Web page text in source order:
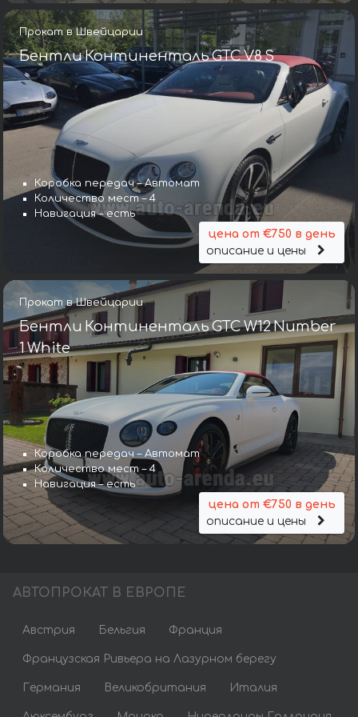
Прокат в Швейцарии
Бентли Континенталь GTC V8 S
Коробка передач – Автомат
Количество мест – 4
Навигация – есть
цена от €750 в день
описание и цены
Прокат в Швейцарии
Бентли Континенталь GTC W12 Number
1 White
Коробка передач – Автомат
Количество мест – 4
Навигация – есть
цена от €750 в день
описание и цены
АВТОПРОКАТ В ЕВРОПЕ
Австрия Бельгия Франция
Французская Ривьера на Лазурном берегу
Германия Великобритания Италия